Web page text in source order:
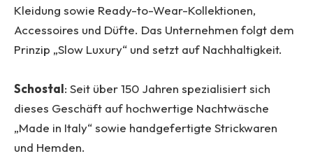
Kleidung sowie Ready-to-Wear-Kollektionen,
Accessoires und Düfte. Das Unternehmen folgt dem
Prinzip „Slow Luxury“ und setzt auf Nachhaltigkeit.
Schostal: Seit über 150 Jahren spezialisiert sich
dieses Geschäft auf hochwertige Nachtwäsche
„Made in Italy“ sowie handgefertigte Strickwaren
und Hemden.